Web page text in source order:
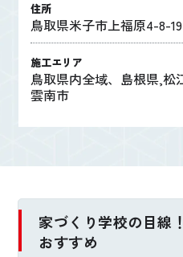
住所
鳥取県米子市上福原4-8-19
施工エリア
鳥取県内全域、島根県,松
雲南市
家づくり学校の目線
おすすめ